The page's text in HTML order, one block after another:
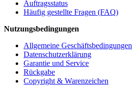
Auftragsstatus
Häufig gestellte Fragen (FAQ)
Nutzungsbedingungen
Allgemeine Geschäftsbedingungen
Datenschutzerklärung
Garantie und Service
Rückgabe
Copyright & Warenzeichen